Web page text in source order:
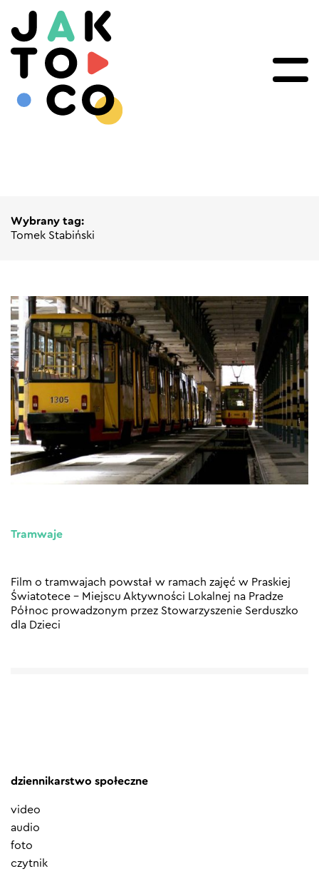
Wybrany tag:
Tomek Stabiński
Tramwaje
Film o tramwajach powstał w ramach zajęć w Praskiej
Światotece – Miejscu Aktywności Lokalnej na Pradze
Północ prowadzonym przez Stowarzyszenie Serduszko
dla Dzieci
dziennikarstwo społeczne
video
audio
foto
czytnik